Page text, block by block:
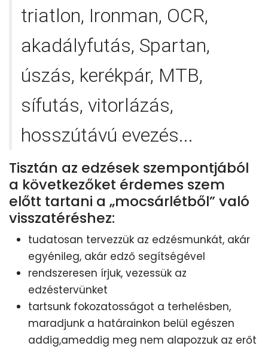
triatlon, Ironman, OCR,
akadályfutás, Spartan,
úszás, kerékpár, MTB,
sífutás, vitorlázás,
hosszútávú evezés...
Tisztán az edzések szempontjából
a következőket érdemes szem
előtt tartani a „mocsárlétből” való
visszatéréshez:
tudatosan tervezzük az edzésmunkát, akár
egyénileg, akár edző segítségével
rendszeresen írjuk, vezessük az
edzéstervünket
tartsunk fokozatosságot a terhelésben,
maradjunk a határainkon belül egészen
addig,ameddig meg nem alapozzuk az erőt